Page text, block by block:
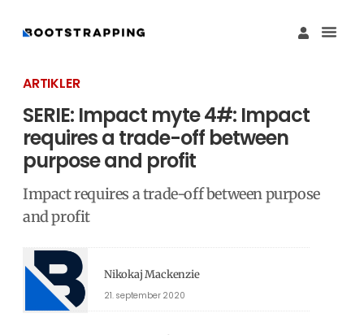
ARTIKLER
SERIE: Impact myte 4#: Impact
requires a trade-off between
purpose and profit
Impact requires a trade-off between purpose
and profit
Nikokaj Mackenzie
21. september 2020